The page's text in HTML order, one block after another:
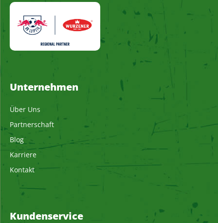
Unternehmen
Über Uns
Partnerschaft
Blog
Karriere
Kontakt
Kundenservice